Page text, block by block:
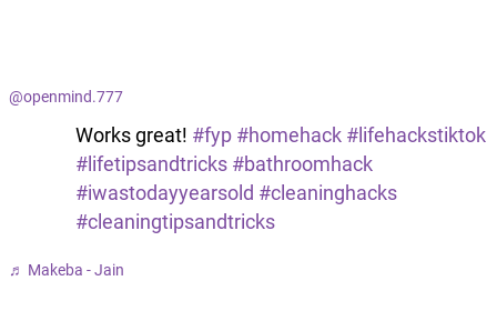
@openmind.777
Works great! #fyp #homehack #lifehackstiktok
#lifetipsandtricks #bathroomhack
#iwastodayyearsold #cleaninghacks
#cleaningtipsandtricks
♬ Makeba - Jain